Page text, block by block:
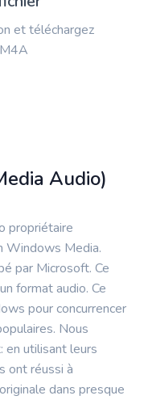
et téléchargez
Audio)
propriétaire
Windows Media.
par Microsoft. Ce
format audio. Ce
pour concurrencer
Nous
en utilisant leurs
ont réussi à
dans presque